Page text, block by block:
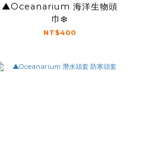
▲Oceanarium 海洋生物頭
巾❄️
NT$400